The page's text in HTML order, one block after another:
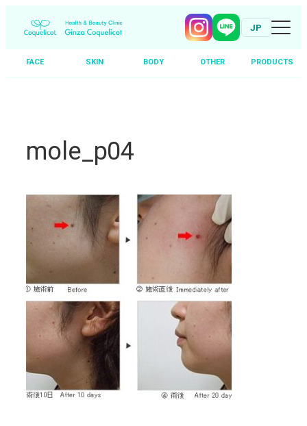
JP
FACE SKIN BODY OTHER PRODUCTS
mole_p04